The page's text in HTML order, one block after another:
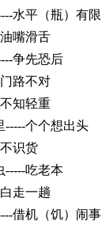
水平（瓶）有限
嘴滑舌
争先恐后
路不对
知轻重
-----个个想出头
识货
-----吃老本
走一趟
借机（饥）闹事